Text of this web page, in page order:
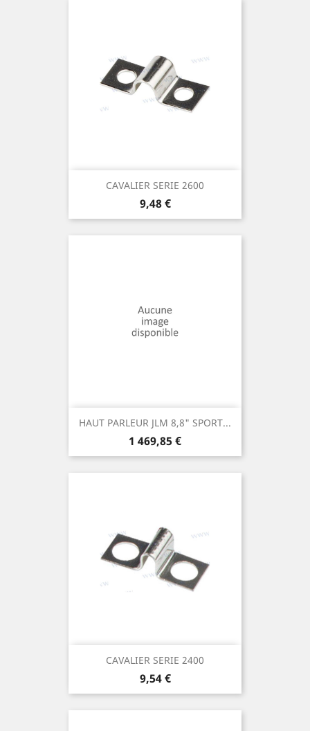
CAVALIER SERIE 2600
Prix
9,48 €
HAUT PARLEUR JLM 8,8" SPORT...
Prix
1 469,85 €
CAVALIER SERIE 2400
Prix
9,54 €